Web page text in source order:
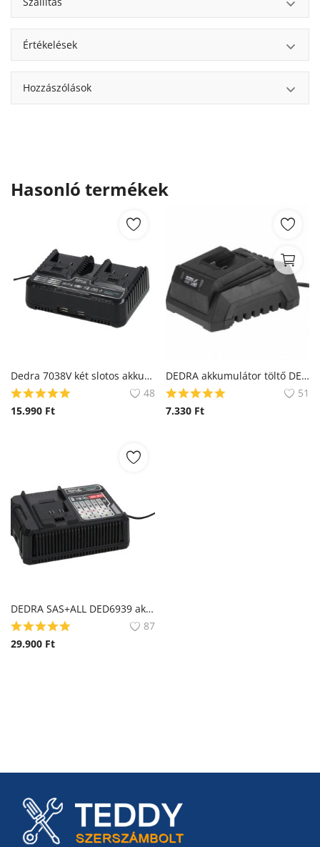
Értékelések
Hozzászólások
Hasonló termékek
Dedra 7038V két slotos akkumulátor töltő
48
15.990 Ft
DEDRA akkumulátor töltő DED7038
51
7.330 Ft
DEDRA SAS+ALL DED6939 akkumulátor gyorstöltő
87
29.900 Ft